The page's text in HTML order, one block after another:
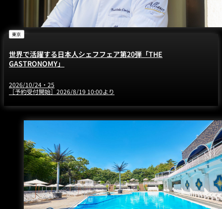
東京
世界で活躍する日本人シェフフェア第20弾「THE
GASTRONOMY」
2026/10/24・25
［予約受付開始］2026/8/19 10:00より